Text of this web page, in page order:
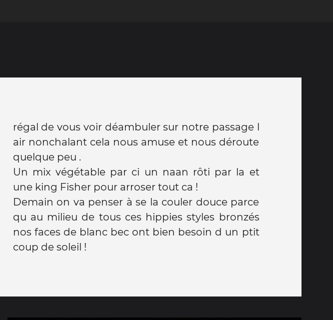
régal de vous voir déambuler sur notre passage l
air nonchalant cela nous amuse et nous déroute
quelque peu .
Un mix végétable par ci un naan rôti par la et
une king Fisher pour arroser tout ca !
Demain on va penser à se la couler douce parce
qu au milieu de tous ces hippies styles bronzés
nos faces de blanc bec ont bien besoin d un ptit
coup de soleil !